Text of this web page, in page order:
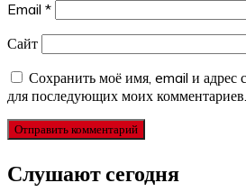
Email *
Сайт
Сохранить моё имя, email и адрес
для последующих моих комментариев.
Слушают сегодня